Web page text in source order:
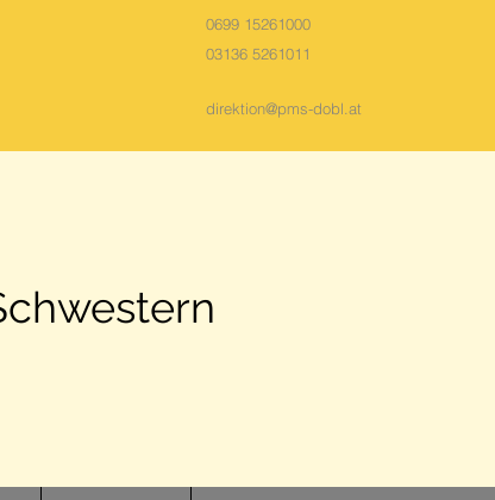
0699 15261000
03136 5261011
direktion@pms-dobl.at